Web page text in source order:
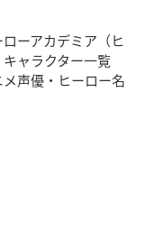
ローアカデミア（ヒ
キャラクター一覧
声優・ヒーロー名